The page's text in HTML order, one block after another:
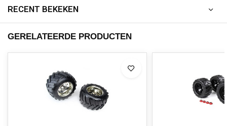
RECENT BEKEKEN
GERELATEERDE PRODUCTEN